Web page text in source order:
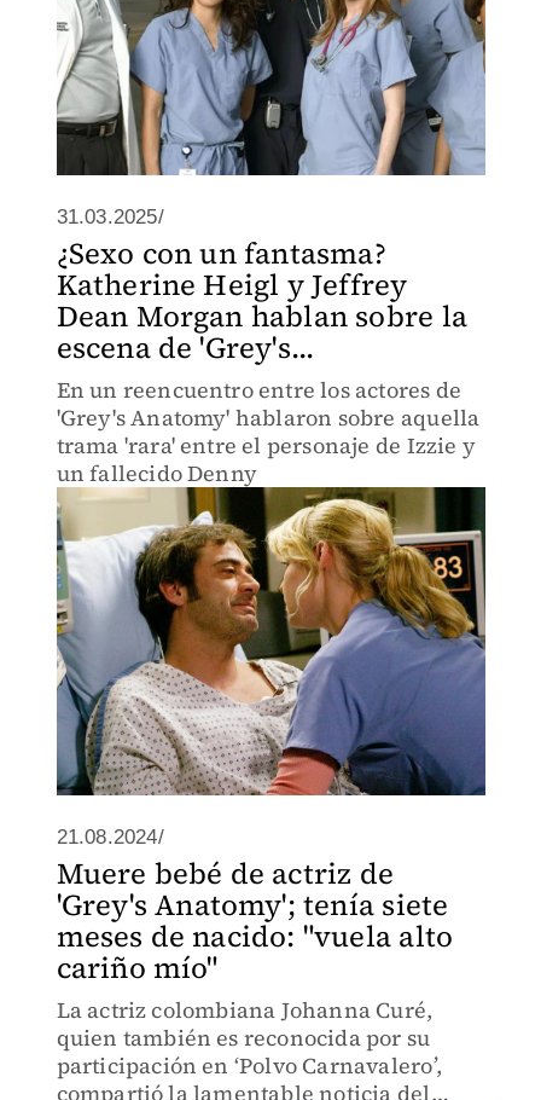
31.03.2025/
¿Sexo con un fantasma?
Katherine Heigl y Jeffrey
Dean Morgan hablan sobre la
escena de 'Grey's...
En un reencuentro entre los actores de
'Grey's Anatomy' hablaron sobre aquella
trama 'rara' entre el personaje de Izzie y
un fallecido Denny
21.08.2024/
Muere bebé de actriz de
'Grey's Anatomy'; tenía siete
meses de nacido: "vuela alto
cariño mío"
La actriz colombiana Johanna Curé,
quien también es reconocida por su
participación en ‘Polvo Carnavalero’,
compartió la lamentable noticia del